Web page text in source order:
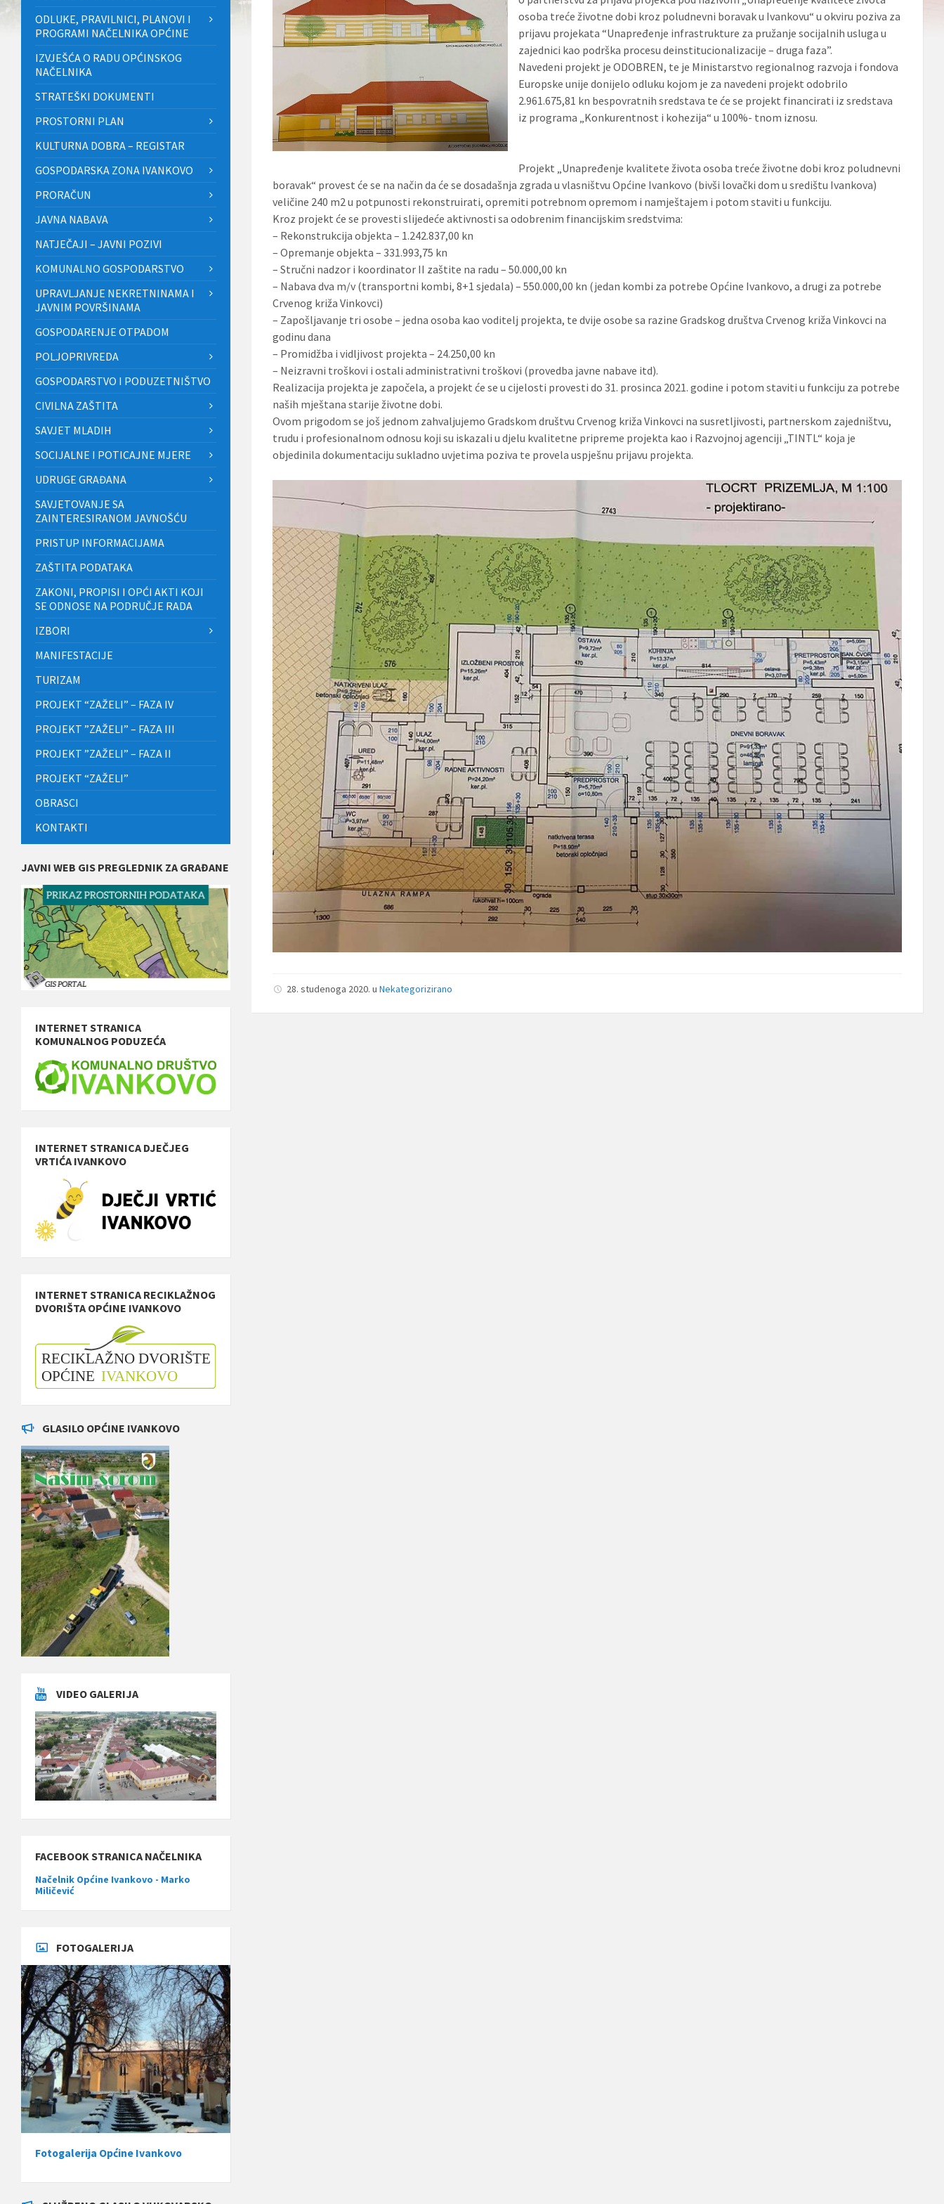
osoba treće životne dobi kroz poludnevni boravak u Ivankovu“ u okviru poziva za
prijavu projekata “Unapređenje infrastrukture za pružanje socijalnih usluga u
zajednici kao podrška procesu deinstitucionalizacije – druga faza”.
Navedeni projekt je ODOBREN, te je Ministarstvo regionalnog razvoja i fondova
Europske unije donijelo odluku kojom je za navedeni projekt odobrilo
2.961.675,81 kn bespovratnih sredstava te će se projekt financirati iz sredstava
iz programa „Konkurentnost i kohezija“ u 100%- tnom iznosu.
Projekt „Unapređenje kvalitete života osoba treće životne dobi kroz poludnevni
boravak“ provest će se na način da će se dosadašnja zgrada u vlasništvu Općine Ivankovo (bivši lovački dom u središtu Ivankova)
veličine 240 m2 u potpunosti rekonstruirati, opremiti potrebnom opremom i namještajem i potom staviti u funkciju.
Kroz projekt će se provesti slijedeće aktivnosti sa odobrenim financijskim sredstvima:
– Rekonstrukcija objekta – 1.242.837,00 kn
– Opremanje objekta – 331.993,75 kn
– Stručni nadzor i koordinator II zaštite na radu – 50.000,00 kn
– Nabava dva m/v (transportni kombi, 8+1 sjedala) – 550.000,00 kn (jedan kombi za potrebe Općine Ivankovo, a drugi za potrebe
Crvenog križa Vinkovci)
– Zapošljavanje tri osobe – jedna osoba kao voditelj projekta, te dvije osobe sa razine Gradskog društva Crvenog križa Vinkovci na
godinu dana
– Promidžba i vidljivost projekta – 24.250,00 kn
– Neizravni troškovi i ostali administrativni troškovi (provedba javne nabave itd).
Realizacija projekta je započela, a projekt će se u cijelosti provesti do 31. prosinca 2021. godine i potom staviti u funkciju za potrebe
naših mještana starije životne dobi.
Ovom prigodom se još jednom zahvaljujemo Gradskom društvu Crvenog križa Vinkovci na susretljivosti, partnerskom zajedništvu,
trudu i profesionalnom odnosu koji su iskazali u djelu kvalitetne pripreme projekta kao i Razvojnoj agenciji „TINTL“ koja je
objedinila dokumentaciju sukladno uvjetima poziva te provela uspješnu prijavu projekta.
28. studenoga 2020.uNekategorizirano
ODLUKE, PRAVILNICI, PLANOVI I
PROGRAMI NAČELNIKA OPĆINE
IZVJEŠĆA O RADU OPĆINSKOG
NAČELNIKA
STRATEŠKI DOKUMENTI
PROSTORNI PLAN
KULTURNA DOBRA – REGISTAR
GOSPODARSKA ZONA IVANKOVO
PRORAČUN
JAVNA NABAVA
NATJEČAJI – JAVNI POZIVI
KOMUNALNO GOSPODARSTVO
UPRAVLJANJE NEKRETNINAMA I
JAVNIM POVRŠINAMA
GOSPODARENJE OTPADOM
POLJOPRIVREDA
GOSPODARSTVO I PODUZETNIŠTVO
CIVILNA ZAŠTITA
SAVJET MLADIH
SOCIJALNE I POTICAJNE MJERE
UDRUGE GRAĐANA
SAVJETOVANJE SA
ZAINTERESIRANOM JAVNOŠĆU
PRISTUP INFORMACIJAMA
ZAŠTITA PODATAKA
ZAKONI, PROPISI I OPĆI AKTI KOJI
SE ODNOSE NA PODRUČJE RADA
IZBORI
MANIFESTACIJE
TURIZAM
PROJEKT “ZAŽELI” – FAZA IV
PROJEKT ”ZAŽELI” – FAZA III
PROJEKT ”ZAŽELI” – FAZA II
PROJEKT “ZAŽELI”
OBRASCI
KONTAKTI
JAVNI WEB GIS PREGLEDNIK ZA GRAĐANE
INTERNET STRANICA
KOMUNALNOG PODUZEĆA
INTERNET STRANICA DJEČJEG
VRTIĆA IVANKOVO
INTERNET STRANICA RECIKLAŽNOG
DVORIŠTA OPĆINE IVANKOVO
GLASILO OPĆINE IVANKOVO
VIDEO GALERIJA
FACEBOOK STRANICA NAČELNIKA
Načelnik Općine Ivankovo - Marko
Miličević
FOTOGALERIJA
Fotogalerija Općine Ivankovo